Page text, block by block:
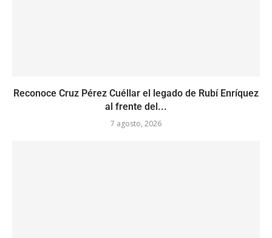
Reconoce Cruz Pérez Cuéllar el legado de Rubí Enríquez
al frente del...
7 agosto, 2026